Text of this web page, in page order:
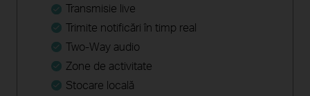
Transmisie live
Trimite notificări în timp real
Two-Way audio
Zone de activitate
Stocare locală